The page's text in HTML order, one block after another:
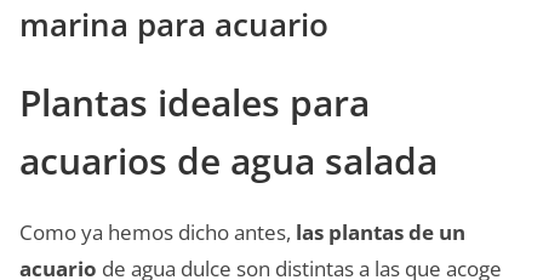
marina para acuario
Plantas ideales para
acuarios de agua salada
Como ya hemos dicho antes, las plantas de un
acuario de agua dulce son distintas a las que acoge